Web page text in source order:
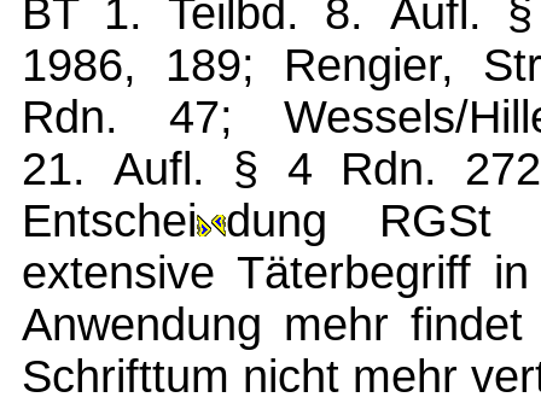
BT 1. Teilbd. 8. Aufl.
1986, 189; Rengier,
Rdn. 47; Wessels/
21. Aufl. § 4 Rdn.
Entschei
dung RGSt
extensive Täterbegriff
Anwendung mehr
Schrifttum nicht mehr